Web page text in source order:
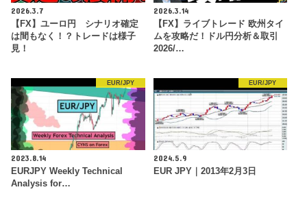
2026.3.7
【FX】ユーロ円 シナリオ確定
は間もなく！？トレードは様子
見！
2026.3.14
【FX】ライブトレード 欧州タイ
ムを攻略だ！ドル円分析＆取引
2026/…
EUR/JPY
2023.8.14
EURJPY Weekly Technical
Analysis for…
EUR/JPY
2024.5.9
EUR JPY｜2013年2月3日